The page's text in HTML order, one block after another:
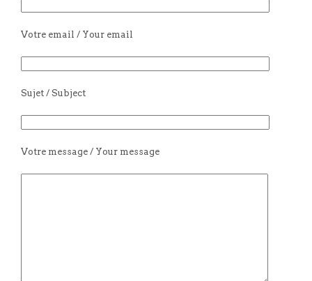
Votre email / Your email
Sujet / Subject
Votre message / Your message